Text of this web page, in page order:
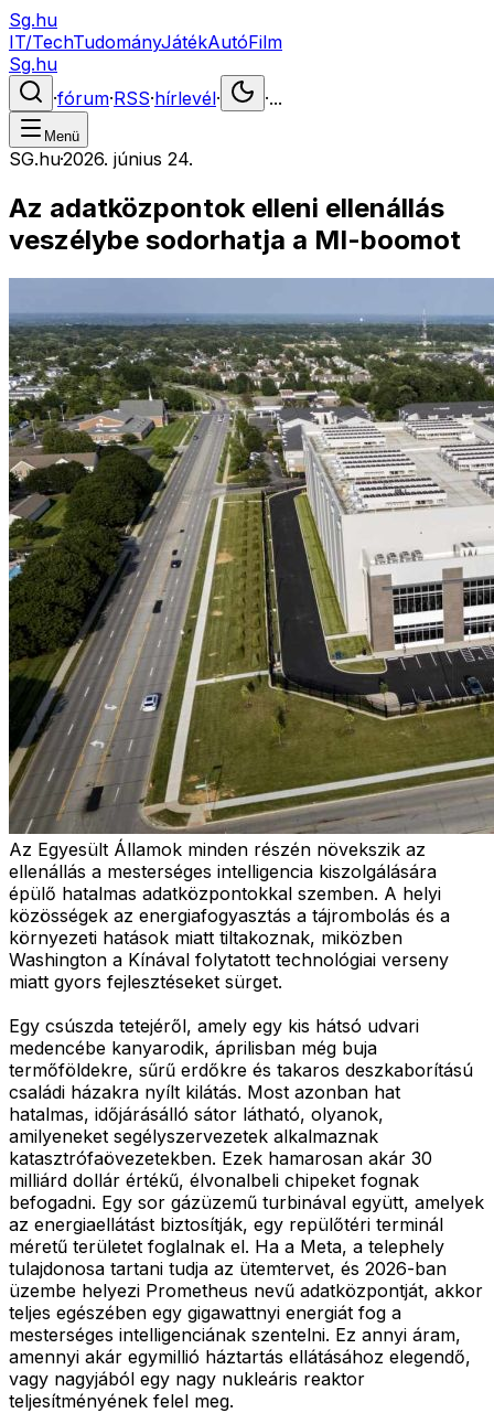
Sg.hu
IT/TechTudományJátékAutóFilm
Sg.hu
·fórum·RSS·hírlevél· ·...
Menü
SG.hu·2026. június 24.
Az adatközpontok elleni ellenállás
veszélybe sodorhatja a MI-boomot
Az Egyesült Államok minden részén növekszik az
ellenállás a mesterséges intelligencia kiszolgálására
épülő hatalmas adatközpontokkal szemben. A helyi
közösségek az energiafogyasztás a tájrombolás és a
környezeti hatások miatt tiltakoznak, miközben
Washington a Kínával folytatott technológiai verseny
miatt gyors fejlesztéseket sürget.
Egy csúszda tetejéről, amely egy kis hátsó udvari
medencébe kanyarodik, áprilisban még buja
termőföldekre, sűrű erdőkre és takaros deszkaborítású
családi házakra nyílt kilátás. Most azonban hat
hatalmas, időjárásálló sátor látható, olyanok,
amilyeneket segélyszervezetek alkalmaznak
katasztrófaövezetekben. Ezek hamarosan akár 30
milliárd dollár értékű, élvonalbeli chipeket fognak
befogadni. Egy sor gázüzemű turbinával együtt, amelyek
az energiaellátást biztosítják, egy repülőtéri terminál
méretű területet foglalnak el. Ha a Meta, a telephely
tulajdonosa tartani tudja az ütemtervet, és 2026-ban
üzembe helyezi Prometheus nevű adatközpontját, akkor
teljes egészében egy gigawattnyi energiát fog a
mesterséges intelligenciának szentelni. Ez annyi áram,
amennyi akár egymillió háztartás ellátásához elegendő,
vagy nagyjából egy nagy nukleáris reaktor
teljesítményének felel meg.